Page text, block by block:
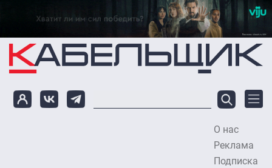
Перейти к основному содержанию
О нас
Реклама
Подписка